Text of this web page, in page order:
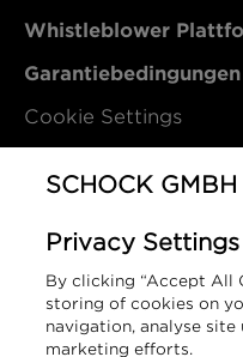
Whistleblower
Garantiebedingungen
Cookie Settings
Kontakt
Schock GmbH
Hofbauerstraße 1
94209 Regen
SCHOCK GMBH
Privacy Settings
By clicking “Accept All
storing of cookies on
navigation, analyse site
marketing efforts.